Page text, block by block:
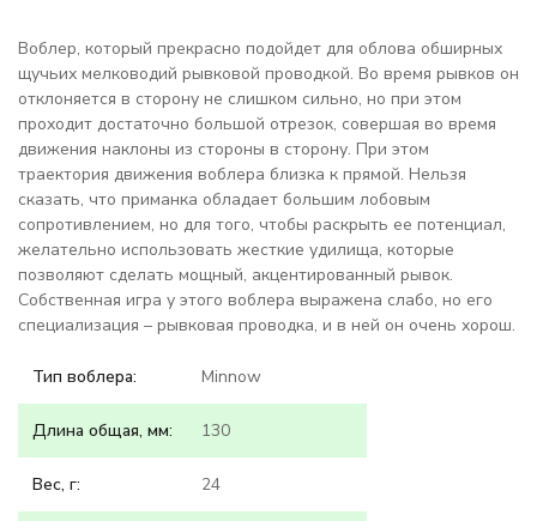
Воблер, который прекрасно подойдет для облова обширных
щучьих мелководий рывковой проводкой. Во время рывков он
отклоняется в сторону не слишком сильно, но при этом
проходит достаточно большой отрезок, совершая во время
движения наклоны из стороны в сторону. При этом
траектория движения воблера близка к прямой. Нельзя
сказать, что приманка обладает большим лобовым
сопротивлением, но для того, чтобы раскрыть ее потенциал,
желательно использовать жесткие удилища, которые
позволяют сделать мощный, акцентированный рывок.
Собственная игра у этого воблера выражена слабо, но его
специализация – рывковая проводка, и в ней он очень хорош.
Тип воблера: Minnow
Длина общая, мм: 130
Вес, г: 24